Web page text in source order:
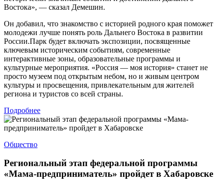
Востока», — сказал Демешин.
Он добавил, что знакомство с историей родного края поможет
молодежи лучше понять роль Дальнего Востока в развитии
России.Парк будет включать экспозиции, посвященные
ключевым историческим событиям, современные
интерактивные зоны, образовательные программы и
культурные мероприятия. «Россия — моя история» станет не
просто музеем под открытым небом, но и живым центром
культуры и просвещения, привлекательным для жителей
региона и туристов со всей страны.
Подробнее
Общество
Региональный этап федеральной программы
«Мама-предприниматель» пройдет в Хабаровске